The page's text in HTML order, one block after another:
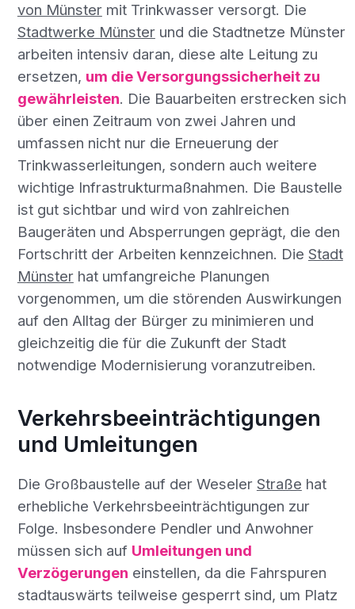
von Münstermit Trinkwasser versorgt. Die
Stadtwerke Münsterund die Stadtnetze Münster
arbeiten intensiv daran, diese alte Leitung zu
ersetzen, um die Versorgungssicherheit zu
gewährleisten. Die Bauarbeiten erstrecken sich
über einen Zeitraum von zwei Jahren und
umfassen nicht nur die Erneuerung der
Trinkwasserleitungen, sondern auch weitere
wichtige Infrastrukturmaßnahmen. Die Baustelle
ist gut sichtbar und wird von zahlreichen
Baugeräten und Absperrungen geprägt, die den
Fortschritt der Arbeiten kennzeichnen. Die Stadt
Münsterhat umfangreiche Planungen
vorgenommen, um die störenden Auswirkungen
auf den Alltag der Bürger zu minimieren und
gleichzeitig die für die Zukunft der Stadt
notwendige Modernisierung voranzutreiben.
Verkehrsbeeinträchtigungen
und Umleitungen
Die Großbaustelle auf der Weseler Straße hat
erhebliche Verkehrsbeeinträchtigungen zur
Folge. Insbesondere Pendler und Anwohner
müssen sich auf Umleitungen und
Verzögerungen einstellen, da die Fahrspuren
stadtauswärts teilweise gesperrt sind, um Platz